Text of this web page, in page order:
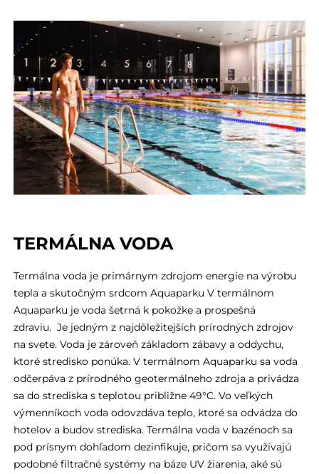
TERMÁLNA VODA
Termálna voda je primárnym zdrojom energie na výrobu
tepla a skutočným srdcom Aquaparku V termálnom
Aquaparku je voda šetrná k pokožke a prospešná
zdraviu. Je jedným z najdôležitejších prírodných zdrojov
na svete. Voda je zároveň základom zábavy a oddychu,
ktoré stredisko ponúka. V termálnom Aquaparku sa voda
odčerpáva z prírodného geotermálneho zdroja a privádza
sa do strediska s teplotou približne 49°C. Vo veľkých
výmenníkoch voda odovzdáva teplo, ktoré sa odvádza do
hotelov a budov strediska. Termálna voda v bazénoch sa
pod prísnym dohľadom dezinfikuje, pričom sa využívajú
podobné filtračné systémy na báze UV žiarenia, aké sú